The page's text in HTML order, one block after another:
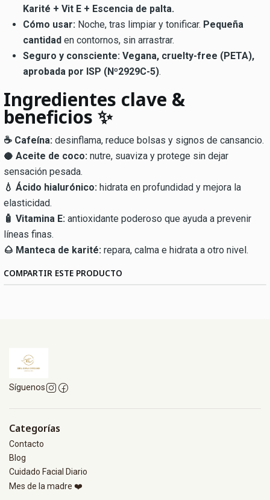
Karité + Vit E + Escencia de palta.
Cómo usar: Noche, tras limpiar y tonificar. Pequeña
cantidad en contornos, sin arrastrar.
Seguro y consciente: Vegana, cruelty-free (PETA),
aprobada por ISP (Nº2929C-5).
Ingredientes clave &
beneficios ✨
☕ Cafeína: desinflama, reduce bolsas y signos de cansancio.
🥥 Aceite de coco: nutre, suaviza y protege sin dejar
sensación pesada.
💧 Ácido hialurónico: hidrata en profundidad y mejora la
elasticidad.
🧴 Vitamina E: antioxidante poderoso que ayuda a prevenir
líneas finas.
🌰 Manteca de karité: repara, calma e hidrata a otro nivel.
COMPARTIR ESTE PRODUCTO
Síguenos
Categorías
Contacto
Blog
Cuidado Facial Diario
Mes de la madre ❤️